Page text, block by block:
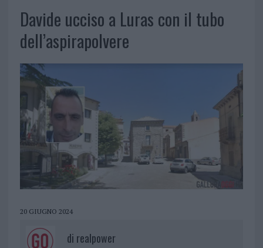
Davide ucciso a Luras con il tubo
dell’aspirapolvere
20 GIUGNO 2024
di realpower